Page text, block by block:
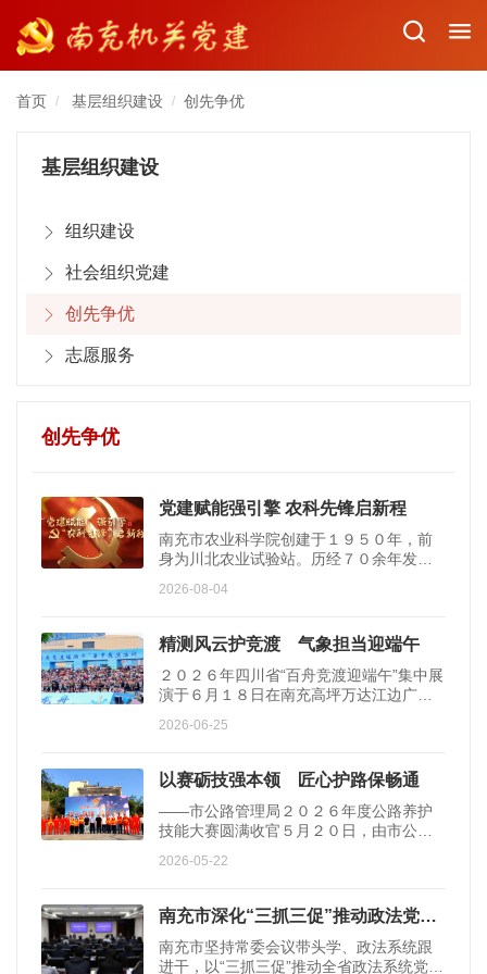
首页 / 基层组织建设 / 创先争优
基层组织建设
组织建设
社会组织党建
创先争优
志愿服务
创先争优
党建赋能强引擎 农科先锋启新程
南充市农业科学院创建于１９５０年，前
身为川北农业试验站。历经７０余年发
进、专业优势突出、科研成效显著的全国
所。２０２５年以来，南充市农业科学院
党委积极创建“党建赋能 农科先锋”党建品
牌，以“１３５”高质量党建体系统抓全局，
创新“５Ｆ工作法”，将党的政治优势转化为
着党建引领农业科技高质量发展的
2026-08-04
精测风云护竞渡 气象担当迎端午
２０２６年四川省“百舟竞渡迎端午”集中展
演于６月１８日在南充高坪万达江边广场
全省１８支龙舟队伍、近５００名选手，
期，强对流天气多发，降水、江面大风极
易威胁水上赛事安全，气象保障压力巨
大。南充市气象局坚持“人民至上、生命至
上”理念，提前筹备、市县联动，搭建起监
象保障体系，依靠滚动预报、现场驻点
2026-06-25
以赛砺技强本领 匠心护路保畅通
——市公路管理局２０２６年度公路养护
技能大赛圆满收官５月２０日，由市公路
路，技臻至善”２０２６年度公路养护技能
满落下帷幕。比赛现场氛围热烈，参赛选
手士气昂扬、协作奋进。坑槽挖补实操比
拼环节，参赛二人组流程清晰、动作娴
熟，严格按照划线定位、切缝开槽、清理
2026-05-22
南充市深化“三抓三促”推动政法党建与业务深度融合
南充市坚持常委会议带头学、政法系统跟
进干，以“三抓三促”推动全省政法系统党的